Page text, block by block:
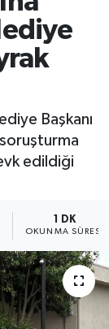
Başkanı
edildiği
1 DK
OKUNMA SÜRESI